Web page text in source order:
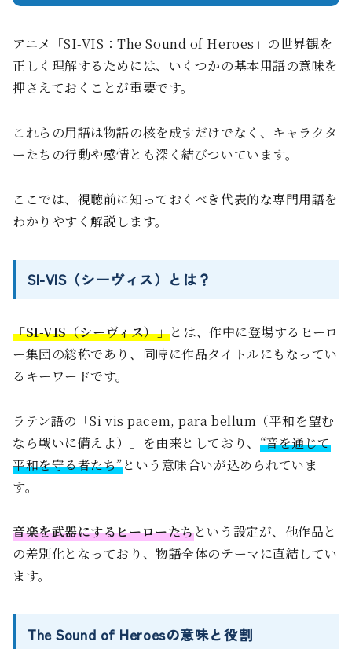
アニメ「SI-VIS：The Sound of Heroes」の世界観を
正しく理解するためには、いくつかの基本用語の意味を
押さえておくことが重要です。
これらの用語は物語の核を成すだけでなく、キャラクタ
ーたちの行動や感情とも深く結びついています。
ここでは、視聴前に知っておくべき代表的な専門用語を
わかりやすく解説します。
SI-VIS（シーヴィス）とは？
「SI-VIS（シーヴィス）」とは、作中に登場するヒーロ
ー集団の総称であり、同時に作品タイトルにもなってい
るキーワードです。
ラテン語の「Si vis pacem, para bellum（平和を望む
なら戦いに備えよ）」を由来としており、 “音を通じて
平和を守る者たち”という意味合いが込められていま
す。
音楽を武器にするヒーローたちという設定が、他作品と
の差別化となっており、物語全体のテーマに直結してい
ます。
The Sound of Heroesの意味と役割